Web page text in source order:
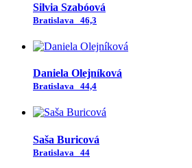
Silvia Szabóová
Bratislava 46,3
Daniela Olejníková
Bratislava 44,4
Saša Buricová
Bratislava 44